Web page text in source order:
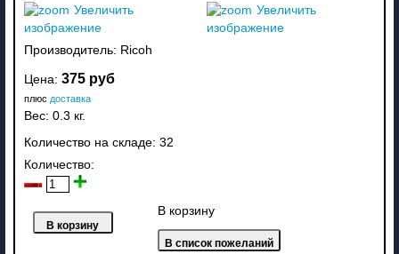
Увеличить
изображение
Увеличить
изображение
Производитель: Ricoh
Цена: 375 руб
плюс доставка
Вес: 0.3 кг.
Количество на складе: 32
Количество:
В корзину